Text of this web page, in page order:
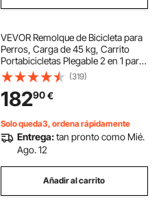
VEVOR Remolque de Bicicleta para
Perros, Carga de 45 kg, Carrito
Portabicicletas Plegable 2 en 1 para
Perros con Rueda de Liberación
Rápida, Enganche Universal y
Correa Interior, 1390 x 770 x 845
mm
(319)
18290€
Solo queda3, ordena rápidamente
Entrega:tan pronto como Mié.
Ago. 12
Añadir al carrito